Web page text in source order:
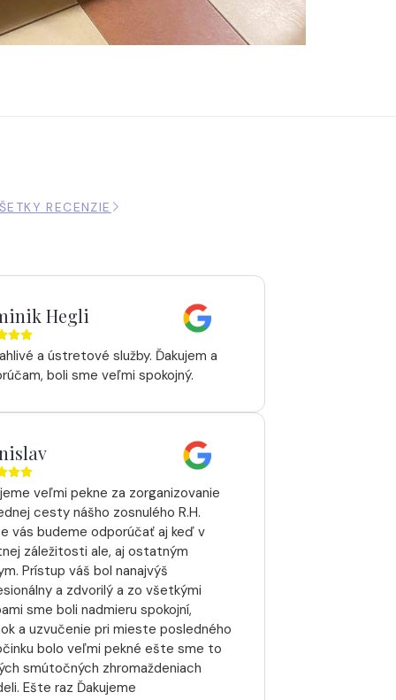
RECENZIE
Hegli
a ústretové služby. Ďakujem a
boli sme veľmi spokojný.
veľmi pekne za zorganizovanie
cesty nášho zosnulého R.H.
vás budeme odporúčať aj keď v
záležitosti ale, aj ostatným
Prístup váš bol nanajvýš
a zdvorilý a zo všetkými
sme boli nadmieru spokojní,
a uzvučenie pri mieste posledného
bolo veľmi pekné ešte sme to
smútočných zhromaždeniach
Ešte raz Ďakujeme